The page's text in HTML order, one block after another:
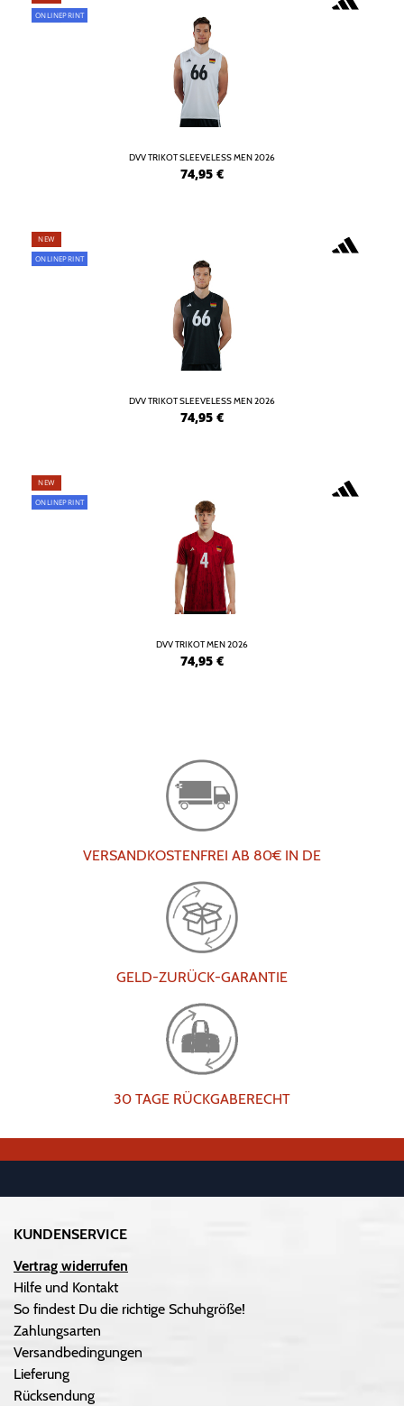
ONLINEPRINT
DVV TRIKOT SLEEVELESS MEN 2026
74,95 €
NEW
ONLINEPRINT
DVV TRIKOT SLEEVELESS MEN 2026
74,95 €
NEW
ONLINEPRINT
DVV TRIKOT MEN 2026
74,95 €
VERSANDKOSTENFREI AB 80€ IN DE
GELD-ZURÜCK-GARANTIE
30 TAGE RÜCKGABERECHT
KUNDENSERVICE
Vertrag widerrufen
Hilfe und Kontakt
So findest Du die richtige Schuhgröße!
Zahlungsarten
Versandbedingungen
Lieferung
Rücksendung